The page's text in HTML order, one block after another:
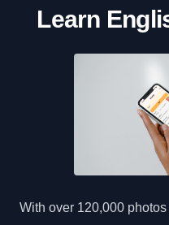
Learn
With over 120,000